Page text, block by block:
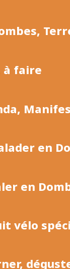
à faire
en
en
vélo
la
pour
et
ou